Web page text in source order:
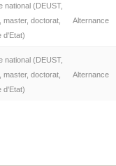
national (DEUST,
master, doctorat,
d'Etat)
Alternance
national (DEUST,
master, doctorat,
d'Etat)
Alternance